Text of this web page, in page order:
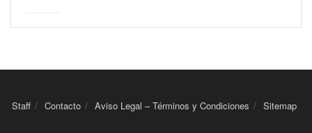
Staff Contacto Aviso Legal – Términos y Condiciones Sitemap